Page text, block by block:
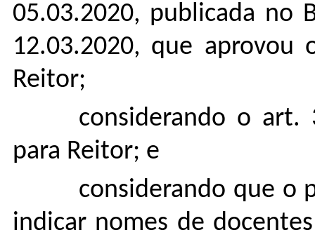
05.03.2020, publicada no
12.03.2020, que aprovou
Reitor;
considerando o art.
para Reitor; e
considerando que o
indicar nomes de